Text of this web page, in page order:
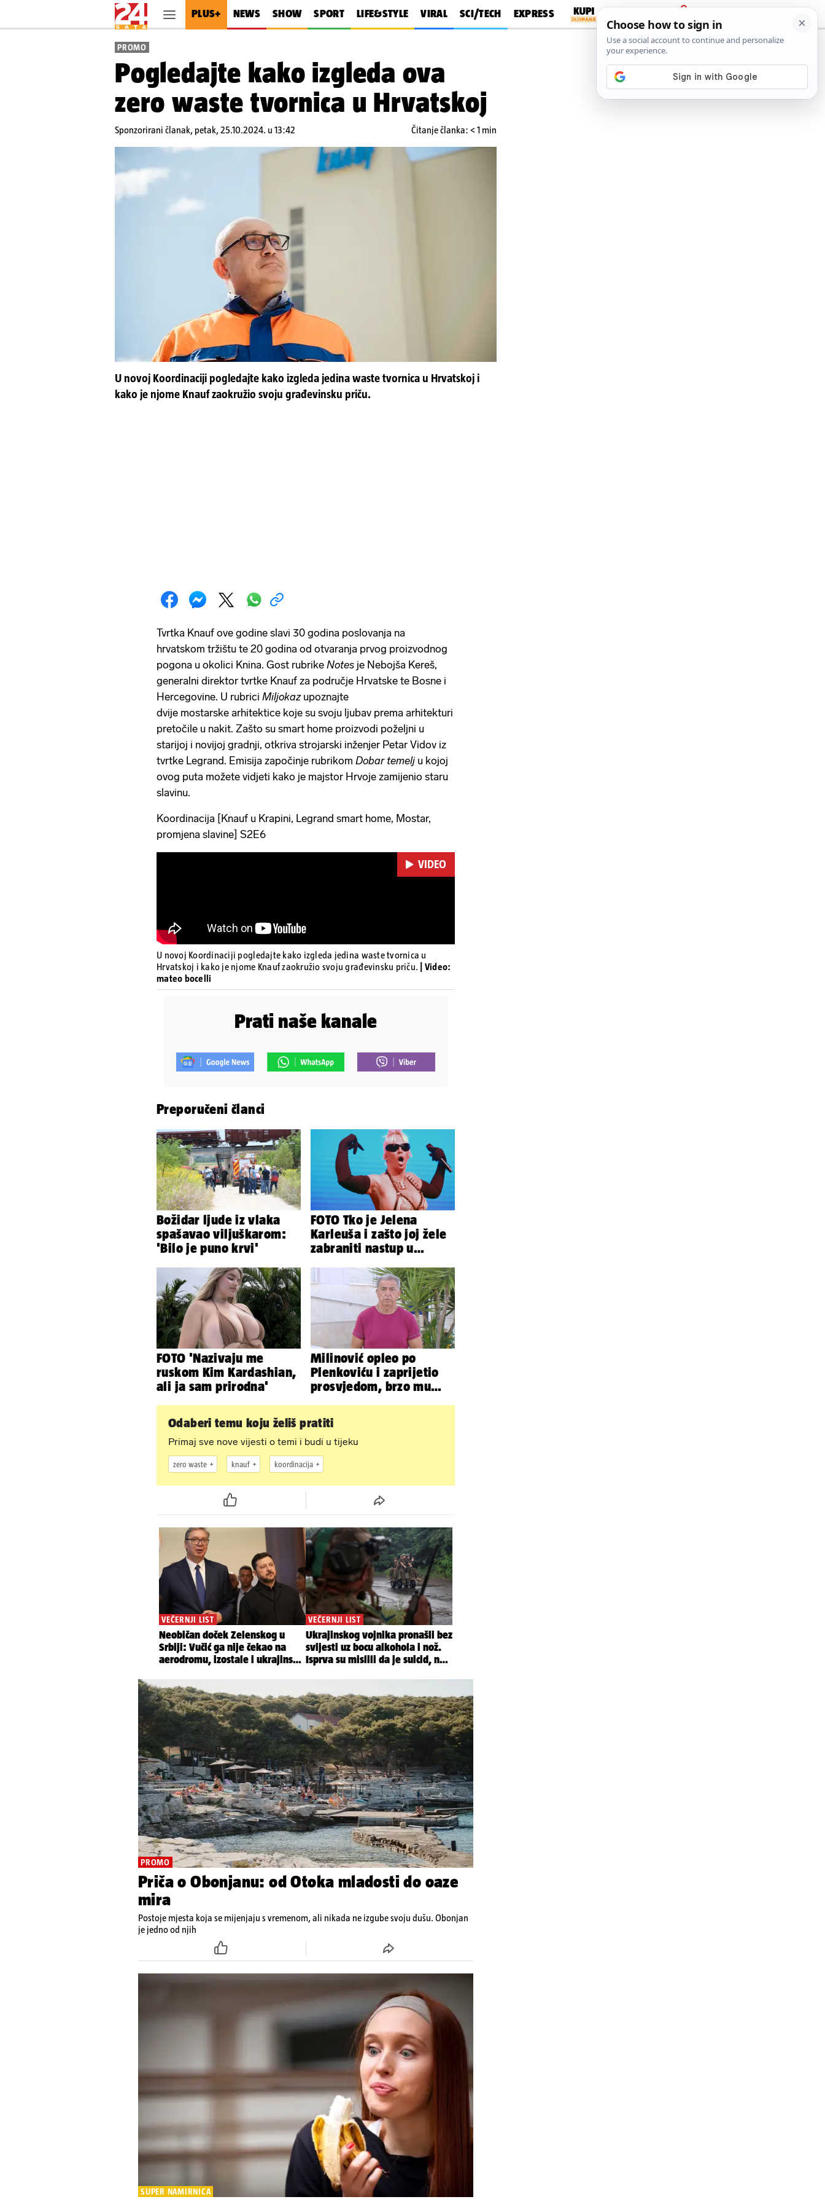
PLUS+ NEWS SHOW SPORT LIFE&STYLE VIRAL SCI/TECH EXPRESS
PRIJAVA
PROMO
Pogledajte kako izgleda ova
zero waste tvornica u Hrvatskoj
Sponzorirani članak, petak, 25.10.2024. u 13:42 Čitanje članka: < 1 min
U novoj Koordinaciji pogledajte kako izgleda jedina waste tvornica u Hrvatskoj i
kako je njome Knauf zaokružio svoju građevinsku priču.
Tvrtka Knauf ove godine slavi 30 godina poslovanja na
hrvatskom tržištu te 20 godina od otvaranja prvog proizvodnog
pogona u okolici Knina. Gost rubrike Notes je Nebojša Kereš,
generalni direktor tvrtke Knauf za područje Hrvatske te Bosne i
Hercegovine. U rubrici Miljokaz upoznajte
dvije mostarske arhitektice koje su svoju ljubav prema arhitekturi
pretočile u nakit. Zašto su smart home proizvodi poželjni u
starijoj i novijoj gradnji, otkriva strojarski inženjer Petar Vidov iz
tvrtke Legrand. Emisija započinje rubrikom Dobar temelju kojoj
ovog puta možete vidjeti kako je majstor Hrvoje zamijenio staru
slavinu.
Koordinacija [Knauf u Krapini, Legrand smart home, Mostar,
promjena slavine] S2E6
VIDEO
U novoj Koordinaciji pogledajte kako izgleda jedina waste tvornica u
Hrvatskoj i kako je njome Knauf zaokružio svoju građevinsku priču.
| Video:
mateo bocelli
Prati naše kanale
Preporučeni članci
Božidar ljude iz vlaka
spašavao viljuškarom:
'Bilo je puno krvi'
FOTO Tko je Jelena
Karleuša i zašto joj žele
zabraniti nastup u
govorila...
FOTO 'Nazivaju me
ruskom Kim Kardashian,
ali ja sam prirodna'
Milinović opleo po
Plenkoviću i zaprijetio
prosvjedom, brzo mu
Gospića
Odaberi temu koju želiš pratiti
Primaj sve nove vijesti o temi i budi u tijeku
zero waste knauf koordinacija
PROMO
Priča o Obonjanu: od Otoka mladosti do oaze
mira
Postoje mjesta koja se mijenjaju s vremenom, ali nikada ne izgube svoju dušu. Obonjan
je jedno od njih
SUPER NAMIRNICA